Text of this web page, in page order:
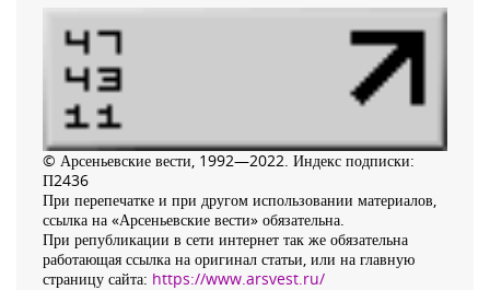
© Арсеньевские вести, 1992—2022. Индекс подписки:
П2436
При перепечатке и при другом использовании материалов,
ссылка на «Арсеньевские вести» обязательна.
При републикации в сети интернет так же обязательна
работающая ссылка на оригинал статьи, или на главную
страницу сайта: https://www.arsvest.ru/